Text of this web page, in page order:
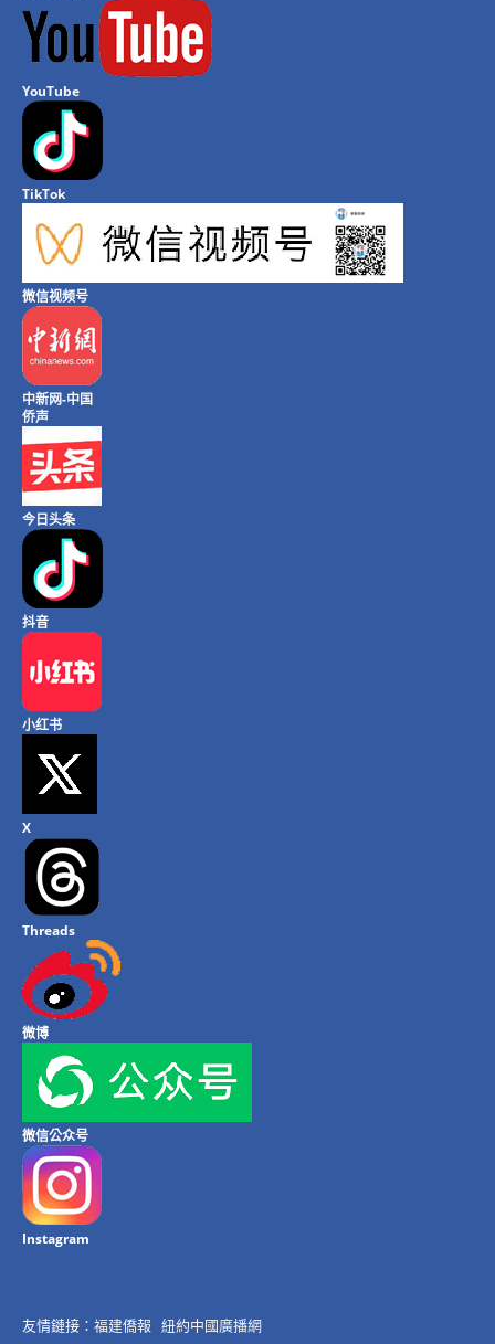
YouTube
TikTok
微信视频号
中新网-中国
侨声
今日头条
抖音
小红书
X
Threads
微博
微信公众号
Instagram
友情鏈接： 福建僑報 紐約中國廣播網